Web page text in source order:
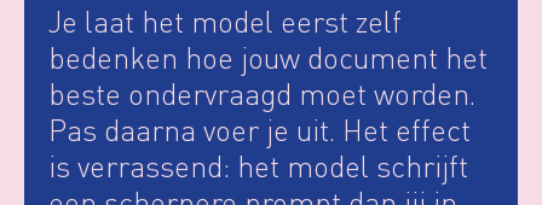
Je laat het model eerst zelf
bedenken hoe jouw document het
beste ondervraagd moet worden.
Pas daarna voer je uit. Het effect
is verrassend: het model schrijft